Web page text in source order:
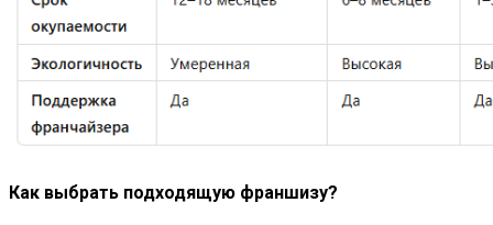
Как выбрать подходящую франшизу?